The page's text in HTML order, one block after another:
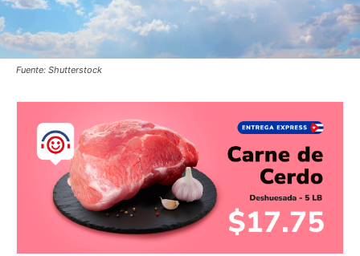
Fuente: Shutterstock